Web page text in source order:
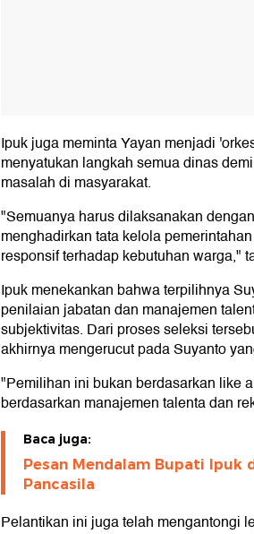
Ipuk juga meminta Yayan menjadi
menyatukan langkah semua dinas
masalah di masyarakat.
"Semuanya harus dilaksanakan
menghadirkan tata kelola
responsif terhadap kebutuhan warga,"
Ipuk menekankan bahwa terpilihnya
penilaian jabatan dan manajemen
subjektivitas. Dari proses seleksi
akhirnya mengerucut pada Suyanto
"Pemilihan ini bukan berdasarkan like
berdasarkan manajemen talenta dan
Baca juga:
Pesan Mendalam Bupati Ipuk
Pancasila
Pelantikan ini juga telah mengantongi